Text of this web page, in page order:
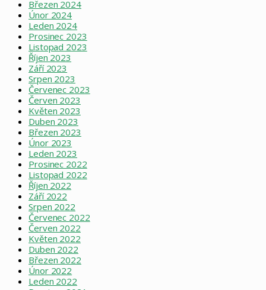
Březen 2024
Únor 2024
Leden 2024
Prosinec 2023
Listopad 2023
Říjen 2023
Září 2023
Srpen 2023
Červenec 2023
Červen 2023
Květen 2023
Duben 2023
Březen 2023
Únor 2023
Leden 2023
Prosinec 2022
Listopad 2022
Říjen 2022
Září 2022
Srpen 2022
Červenec 2022
Červen 2022
Květen 2022
Duben 2022
Březen 2022
Únor 2022
Leden 2022